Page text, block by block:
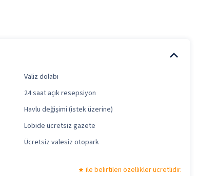
Valiz dolabı
24 saat açık resepsiyon
Havlu değişimi (istek üzerine)
Lobide ücretsiz gazete
Ücretsiz valesiz otopark
ile belirtilen özellikler ücretlidir.